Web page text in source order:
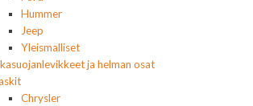
Hummer
Jeep
Yleismalliset
ja helman osat
Chrysler